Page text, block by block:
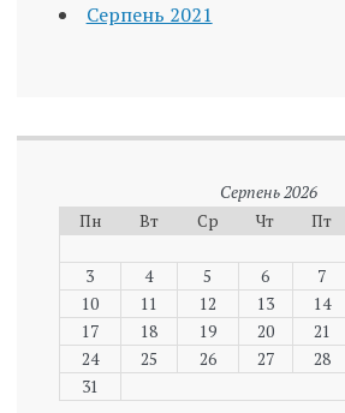
Серпень 2021
Серпень 2026
Пн
Вт Ср Чт Пт
3
4 5 6 7
10
11 12 13 14
17
18 19 20 21
24
25 26 27 28
31